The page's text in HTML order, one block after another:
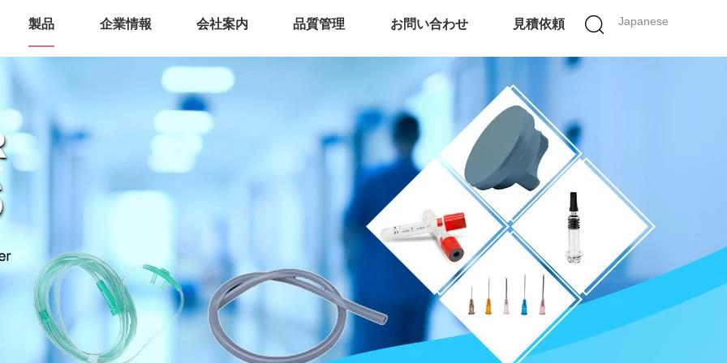
Japanese
製品 企業情報 会社案内 品質管理 お問い合わせ 見積依頼